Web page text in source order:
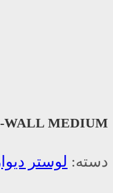
MEDIUM
دسته: لوستر